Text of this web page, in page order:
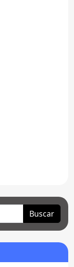
Buscar